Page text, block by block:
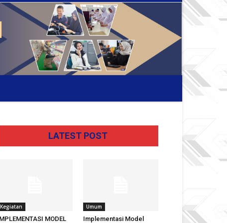
LATEST POST
Kegiatan
MODEL
Umum
Implementasi Model